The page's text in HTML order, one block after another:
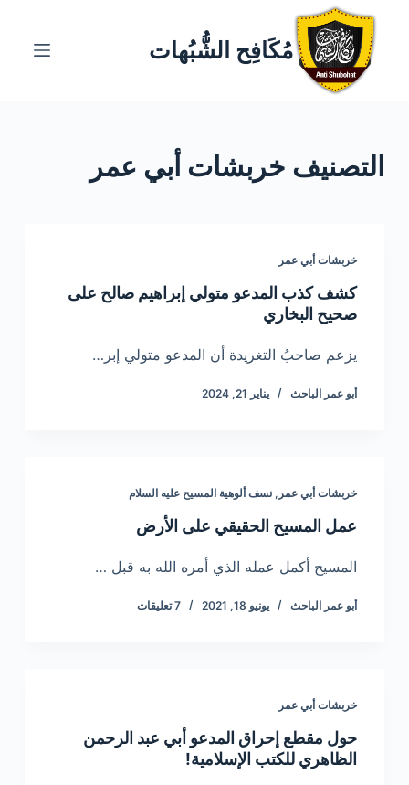
مُكَافِح الشُّبُهات
التصنيف خربشات أبي عمر
خربشات أبي عمر
كشف كذب المدعو متولي إبراهيم صالح على
صحيح البخاري
يزعم صاحبُ التغريدة أن المدعو متولي إبر…
أبو عمر الباحث يناير 21, 2024
خربشات أبي عمر , نسف ألوهية المسيح عليه السلام
عمل المسيح الحقيقي على الأرض
المسيح أكمل عمله الذي أمره الله به قبل …
أبو عمر الباحث يونيو 18, 2021 7 تعليقات
خربشات أبي عمر
حول مقطع إحراق المدعو أبي عبد الرحمن
الظاهري للكتب الإسلامية!